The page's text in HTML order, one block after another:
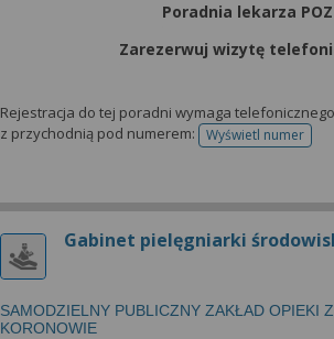
Poradnia lekarza POZ
Zarezerwuj wizytę
Rejestracja do tej poradni wymaga
z przychodnią pod numerem:
Wyświetl numer
telefonu do
Gabinet pielęgniarki
SAMODZIELNY PUBLICZNY ZAKŁAD OPIEKI
KORONOWIE